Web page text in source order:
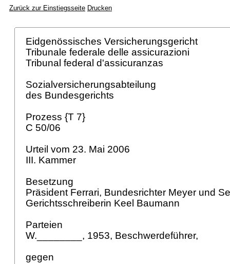
Zurück zur Einstiegsseite Drucken
Eidgenössisches Versicherungsgericht
Tribunale federale delle assicurazioni
Tribunal federal d'assicuranzas
Sozialversicherungsabteilung
des Bundesgerichts
Prozess {T 7}
C 50/06
Urteil vom 23. Mai 2006
III. Kammer
Besetzung
Präsident Ferrari, Bundesrichter Meyer und
Gerichtsschreiberin Keel Baumann
Parteien
W.________, 1953, Beschwerdeführer,
gegen